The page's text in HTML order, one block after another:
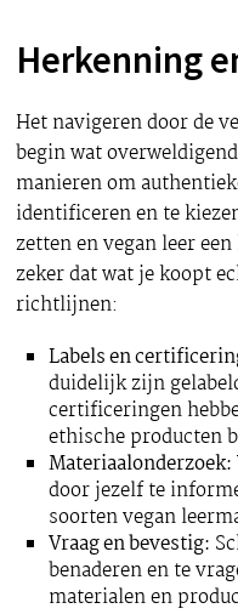
Herkenning
Het navigeren door de
begin wat
manieren om
identificeren en te
zetten en vegan leer
zeker dat wat je koopt
richtlijnen:
Labels en
duidelijk zijn
certificeringen
ethische producten
Materiaalonderzoek:
door jezelf te
soorten vegan
Vraag en bevestig:
benaderen en te
materialen en